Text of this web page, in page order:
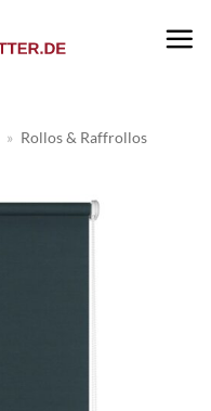
» Rollos & Raffrollos